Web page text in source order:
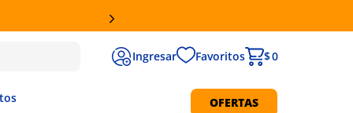
Favoritos $ 0
OFERTAS